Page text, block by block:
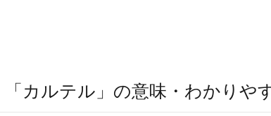
「カルテル」の意味・わかりや